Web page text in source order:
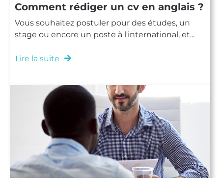
Comment rédiger un cv en anglais ?
Vous souhaitez postuler pour des études, un
stage ou encore un poste à l'international, et...
Lire la suite